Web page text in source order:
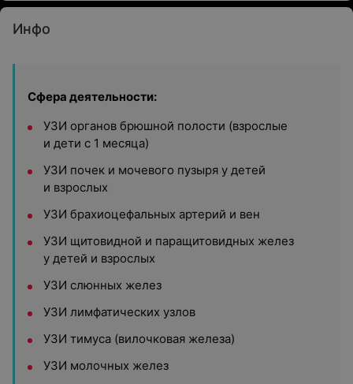
Инфо
Сфера деятельности:
УЗИ органов брюшной полости (взрослые
и дети с 1 месяца)
УЗИ почек и мочевого пузыря у детей
и взрослых
УЗИ брахиоцефальных артерий и вен
УЗИ щитовидной и паращитовидных желез
у детей и взрослых
УЗИ слюнных желез
УЗИ лимфатических узлов
УЗИ тимуса (вилочковая железа)
УЗИ молочных желез